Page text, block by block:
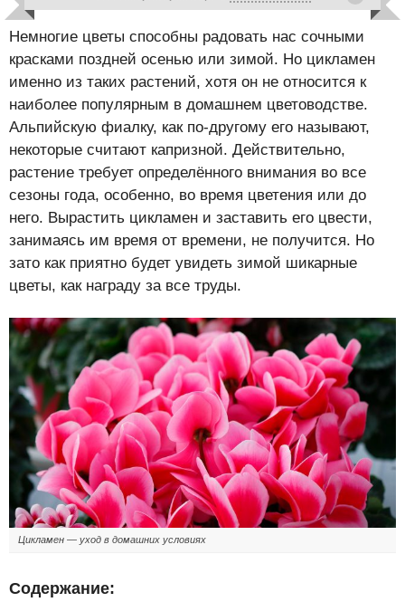
Немногие цветы способны радовать нас сочными
красками поздней осенью или зимой. Но цикламен
именно из таких растений, хотя он не относится к
наиболее популярным в домашнем цветоводстве.
Альпийскую фиалку, как по-другому его называют,
некоторые считают капризной. Действительно,
растение требует определённого внимания во все
сезоны года, особенно, во время цветения или до
него. Вырастить цикламен и заставить его цвести,
занимаясь им время от времени, не получится. Но
зато как приятно будет увидеть зимой шикарные
цветы, как награду за все труды.
Цикламен — уход в домашних условиях
Содержание: